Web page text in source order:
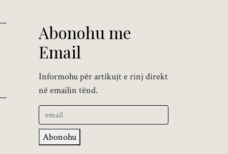
Abonohu me
Email
Informohu për artikujt e rinj direkt
në emailin tënd.
Abonohu